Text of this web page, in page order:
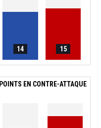
14 15
POINTS EN CONTRE-ATTAQUE